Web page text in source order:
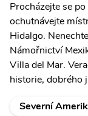
Procházejte se
ochutnávejte
Hidalgo.
Námořnictví
Villa del Mar.
historie, dobrého
Severní